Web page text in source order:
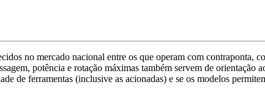
no mercado nacional entre os que operam com contraponta,
potência e rotação máximas também servem de orientação
de ferramentas (inclusive as acionadas) e se os modelos